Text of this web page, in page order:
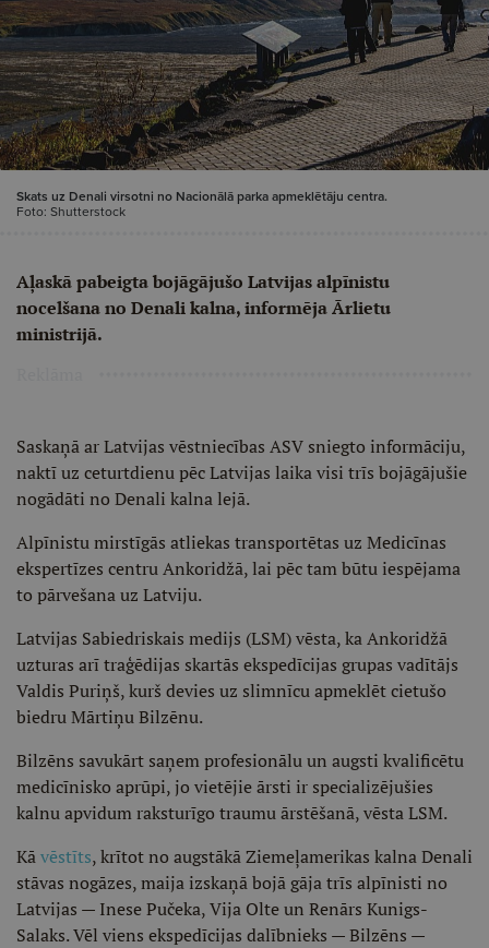
Skats uz Denali virsotni no Nacionālā parka apmeklētāju centra.
Foto: Shutterstock
Aļaskā pabeigta bojāgājušo Latvijas alpīnistu
nocelšana no Denali kalna, informēja Ārlietu
ministrijā.
Saskaņā ar Latvijas vēstniecības ASV sniegto informāciju,
naktī uz ceturtdienu pēc Latvijas laika visi trīs bojāgājušie
nogādāti no Denali kalna lejā.
Alpīnistu mirstīgās atliekas transportētas uz Medicīnas
ekspertīzes centru Ankoridžā, lai pēc tam būtu iespējama
to pārvešana uz Latviju.
Latvijas Sabiedriskais medijs (LSM) vēsta, ka Ankoridžā
uzturas arī traģēdijas skartās ekspedīcijas grupas vadītājs
Valdis Puriņš, kurš devies uz slimnīcu apmeklēt cietušo
biedru Mārtiņu Bilzēnu.
Bilzēns savukārt saņem profesionālu un augsti kvalificētu
medicīnisko aprūpi, jo vietējie ārsti ir specializējušies
kalnu apvidum raksturīgo traumu ārstēšanā, vēsta LSM.
Kāvēstīts, krītot no augstākā Ziemeļamerikas kalna Denali
stāvas nogāzes, maija izskaņā bojā gāja trīs alpīnisti no
Latvijas — Inese Pučeka, Vija Olte un Renārs Kunigs-
Salaks. Vēl viens ekspedīcijas dalībnieks — Bilzēns —